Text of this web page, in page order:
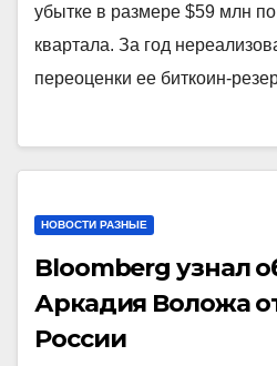
убытке в размере $59 млн по
квартала. За год
переоценки ее биткоин-
НОВОСТИ РАЗНЫЕ
Bloomberg узнал
Аркадия Воложа
России